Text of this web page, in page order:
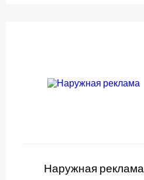
Наружная реклама